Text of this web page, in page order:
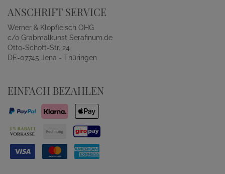
ANSCHRIFT SERVICE
Werner & Klopfleisch OHG
c/o Grabmalkunst Serafinum.de
Otto-Schott-Str. 24
DE-07745 Jena - Thüringen
EINFACH BEZAHLEN